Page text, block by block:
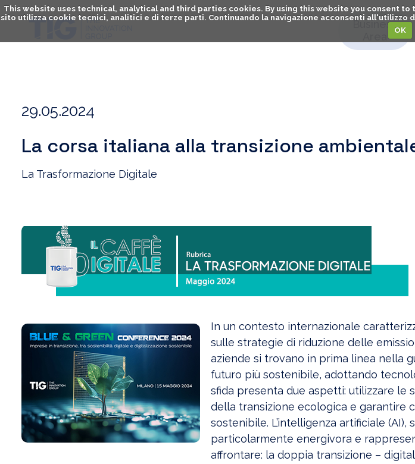
This website uses technical, analytical and third parties cookies. By using this website you consent
sito utilizza cookie tecnici, analitici e di terze parti. Continuando la navigazione acconsenti
OK
Business
29.05.2024
La corsa italiana alla transizione
La Trasformazione Digitale
In un contesto internazionale
sulle strategie di riduzione delle
aziende si trovano in prima linea nella
futuro più sostenibile, adottando
sfida presenta due aspetti: utilizzare le
della transizione ecologica e garantire
sostenibile. L’intelligenza artificiale
particolarmente energivora e
affrontare: la doppia transizione –